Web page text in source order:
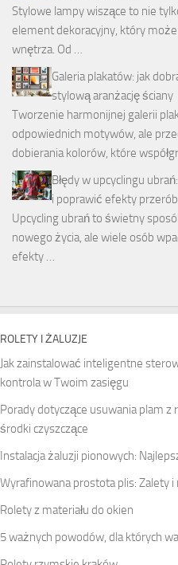
Stylowe lampy wiszące to nie
element dekoracyjny, który
wnętrza. Od …
Galeria plakatów: jak
stylową aranżację ściany
Tworzenie harmonijnej galerii
odpowiednich motywów, ale
dobierania kolorów, które
Błędy w upcyclingu
i poprawić efekty
Upcycling ubrań to świetny
nowego życia, ale wiele osób
efekty …
ROLETY I ŻALUZJE
Jak zainstalować inteligentne
kontrola w Twoim zasięgu
Porady dotyczące usuwania plam
środki czyszczące
Instalacja żaluzji pionowych:
Wyrafinowana prostota plis: Zalety
Rolety z materiału do okien
5 ważnych powodów, dla których